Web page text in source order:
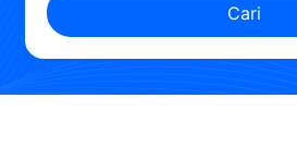
Cari